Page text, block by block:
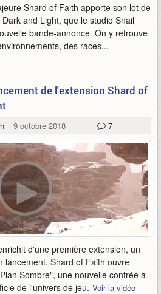
Shard of Faith apporte son lot de
and Light, que le studio Snail
bande-annonce. On y retrouve
des races...
de l'extension Shard of
9 octobre 2018 7
d'une première extension, un
lancement. Shard of Faith ouvre
Sombre", une nouvelle contrée à
de l'univers de jeu. Voir la vidéo